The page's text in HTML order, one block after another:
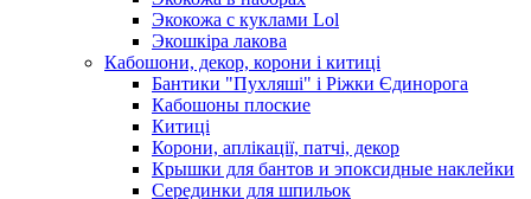
Экокожа с куклами Lol
Экошкiра лакова
Кабошони, декор, корони і китиці
Бантики "Пухляші" і Ріжки Єдинорога
Кабошоны плоские
Китиці
Корони, аплікації, патчі, декор
Крышки для бантов и эпоксидные наклейки
Серединки для шпильок